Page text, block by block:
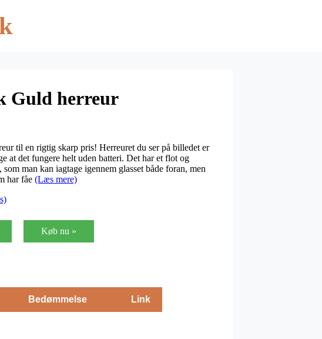
Guld herreur
til en rigtig skarp pris! Herreuret du ser på billedet er
at det fungere helt uden batteri. Det har et flot og
man kan iagtage igennem glasset både foran, men
har fåe (Læs mere)
Køb nu »
Bedømmelse Link